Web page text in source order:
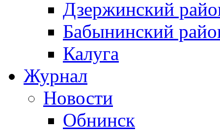
Дзержинский
Бабынинский
Калуга
Журнал
Новости
Обнинск